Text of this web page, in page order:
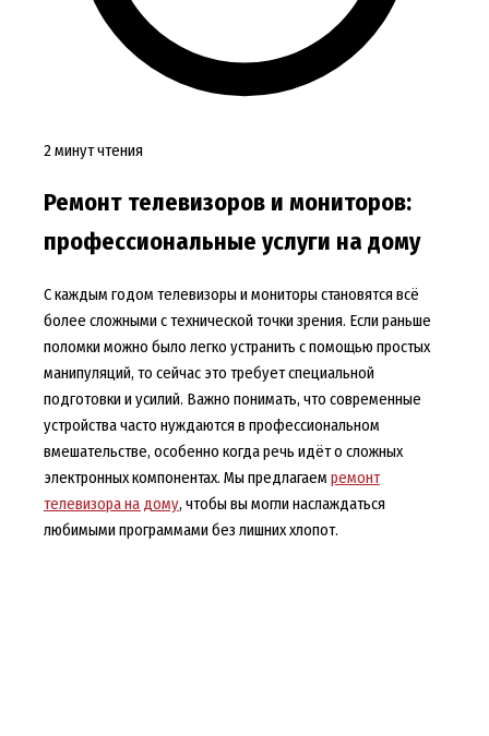
2 минут чтения
Ремонт телевизоров и мониторов:
профессиональные услуги на дому
С каждым годом телевизоры и мониторы становятся всё
более сложными с технической точки зрения. Если раньше
поломки можно было легко устранить с помощью простых
манипуляций, то сейчас это требует специальной
подготовки и усилий. Важно понимать, что современные
устройства часто нуждаются в профессиональном
вмешательстве, особенно когда речь идёт о сложных
электронных компонентах. Мы предлагаем ремонт
телевизора на дому, чтобы вы могли наслаждаться
любимыми программами без лишних хлопот.